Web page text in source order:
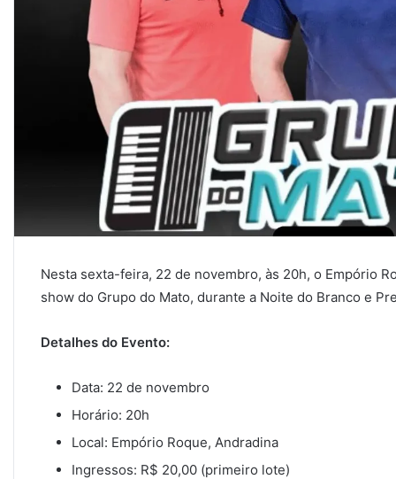
Nesta sexta-feira, 22 de novembro, às 20h, o Empório
show do Grupo do Mato, durante a Noite do Branco e
Detalhes do Evento:
Data: 22 de novembro
Horário: 20h
Local: Empório Roque, Andradina
Ingressos: R$ 20,00 (primeiro lote)